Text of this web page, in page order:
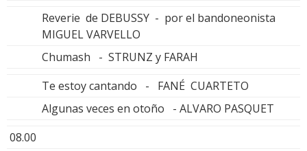
Reverie de DEBUSSY - por el bandoneonista
MIGUEL VARVELLO
Chumash - STRUNZ y FARAH
Te estoy cantando - FANÉ CUARTETO
Algunas veces en otoño - ALVARO PASQUET
08.00